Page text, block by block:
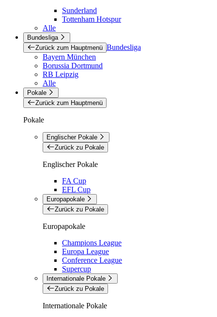
Sunderland
Tottenham Hotspur
Alle
Bundesliga
Zurück zum Hauptmenü Bundesliga
Bayern München
Borussia Dortmund
RB Leipzig
Alle
Pokale
Zurück zum Hauptmenü
Pokale
Englischer Pokale
Zurück zu Pokale
Englischer Pokale
FA Cup
EFL Cup
Europapokale
Zurück zu Pokale
Europapokale
Champions League
Europa League
Conference League
Supercup
Internationale Pokale
Zurück zu Pokale
Internationale Pokale